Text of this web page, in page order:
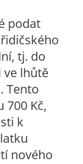
podat
tj. do
ve lhůtě
Tento
700 Kč,
k
nového